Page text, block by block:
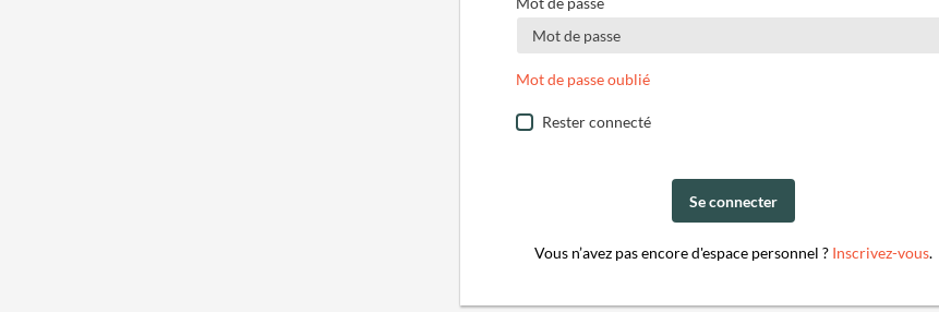
Mot de passe oublié
Rester connecté
Se connecter
Vous n’avez pas encore d'espace personnel ? Inscrivez-vous.